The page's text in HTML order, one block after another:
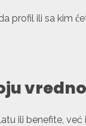
profil ili sa kim
ili benefite, već